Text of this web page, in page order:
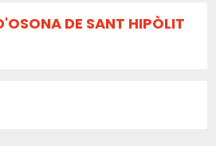
DE SANT HIPÒLIT